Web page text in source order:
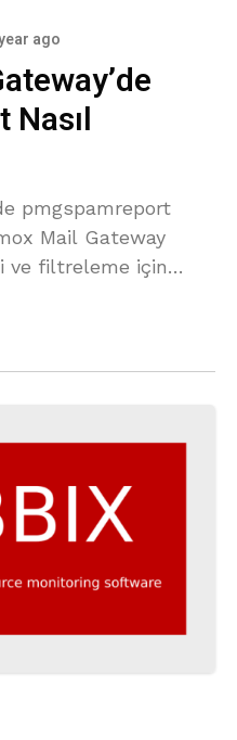
ago
pmgspamreport
Mail Gateway
ve filtreleme için
için